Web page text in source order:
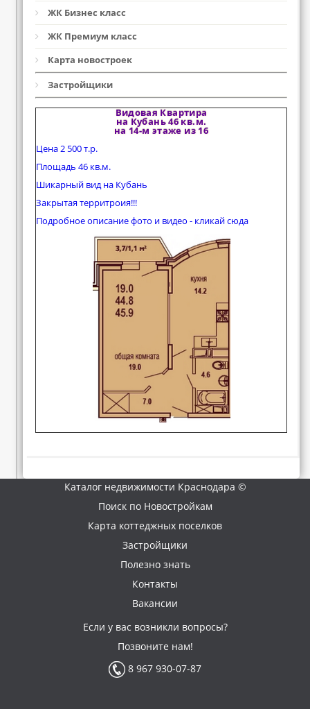
ЖК Бизнес класс
ЖК Премиум класс
Карта новостроек
Застройщики
Видовая Квартира
на Кубань 46 кв.м.
на 14-м этаже из 16
Цена 2 500 т.р.
Площадь 46 кв.м.
Шикарный вид на Кубань
Закрытая территроия!!!
Подробное описание фото и видео - кликай сюда
Каталог недвижимости Краснодара ©
Поиск по Новостройкам
Карта коттеджных поселков
Застройщики
Полезно знать
Контакты
Вакансии
Если у вас возникли вопросы?
Позвоните нам!
8 967 930-07-87